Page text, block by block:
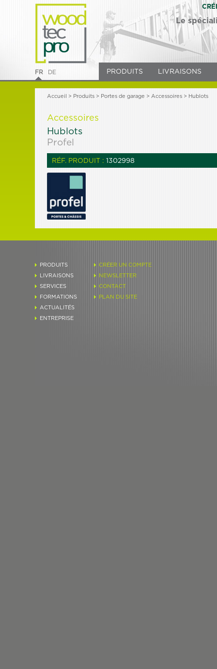
FR DE
Le
PRODUITS LIVRAISONS
Accueil > Produits> Portes de garage > Accessoires> Hublots
Accessoires
Hublots
Profel
RÉF. PRODUIT : 1302998
PRODUITS
LIVRAISONS
SERVICES
FORMATIONS
ACTUALITÉS
ENTREPRISE
CRÉER UN COMPTE
NEWSLETTER
CONTACT
PLAN DU SITE